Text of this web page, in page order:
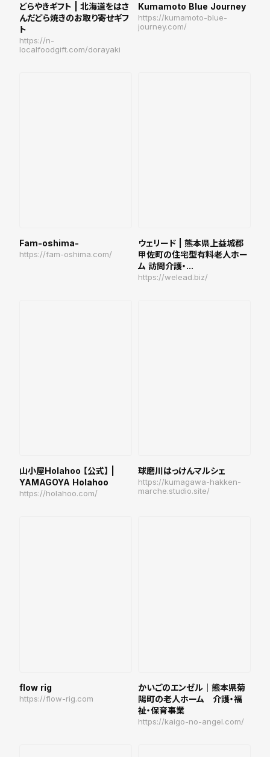
どらやきギフト | 北海道をはさ
んだどら焼きのお取り寄せギフ
ト
https://n-
localfoodgift.com/dorayaki
Kumamoto Blue Journey
https://kumamoto-blue-
journey.com/
Fam-oshima-
https://fam-oshima.com/
ウェリード | 熊本県上益城郡
甲佐町の住宅型有料老人ホー
ム 訪問介護・...
https://welead.biz/
山小屋Holahoo 【公式】 |
YAMAGOYA Holahoo
https://holahoo.com/
球磨川はっけんマルシェ
https://kumagawa-hakken-
marche.studio.site/
flow rig
https://flow-rig.com
かいごのエンゼル｜熊本県菊
陽町の老人ホーム 介護・福
祉・保育事業
https://kaigo-no-angel.com/